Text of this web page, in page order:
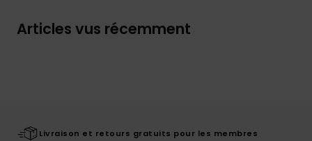
Articles vus récemment
Livraison et retours gratuits pour les membres